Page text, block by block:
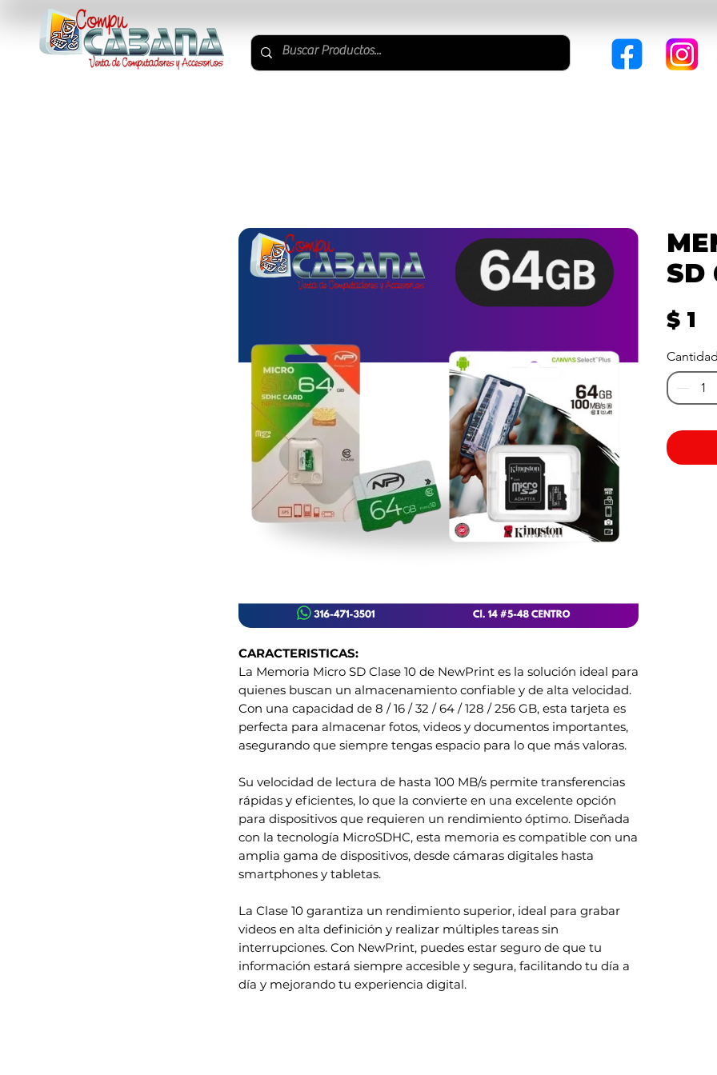
CARACTERISTICAS:
La Memoria Micro SD Clase 10 de NewPrint es la solución ideal para
quienes buscan un almacenamiento confiable y de alta velocidad.
Con una capacidad de 8 / 16 / 32 / 64 / 128 / 256 GB, esta tarjeta es
perfecta para almacenar fotos, videos y documentos importantes,
asegurando que siempre tengas espacio para lo que más valoras.
Su velocidad de lectura de hasta 100 MB/s permite transferencias
rápidas y eficientes, lo que la convierte en una excelente opción
para dispositivos que requieren un rendimiento óptimo. Diseñada
con la tecnología MicroSDHC, esta memoria es compatible con una
amplia gama de dispositivos, desde cámaras digitales hasta
smartphones y tabletas.
La Clase 10 garantiza un rendimiento superior, ideal para grabar
videos en alta definición y realizar múltiples tareas sin
interrupciones. Con NewPrint, puedes estar seguro de que tu
información estará siempre accesible y segura, facilitando tu día a
día y mejorando tu experiencia digital.
SD
$ 1
Cantidad